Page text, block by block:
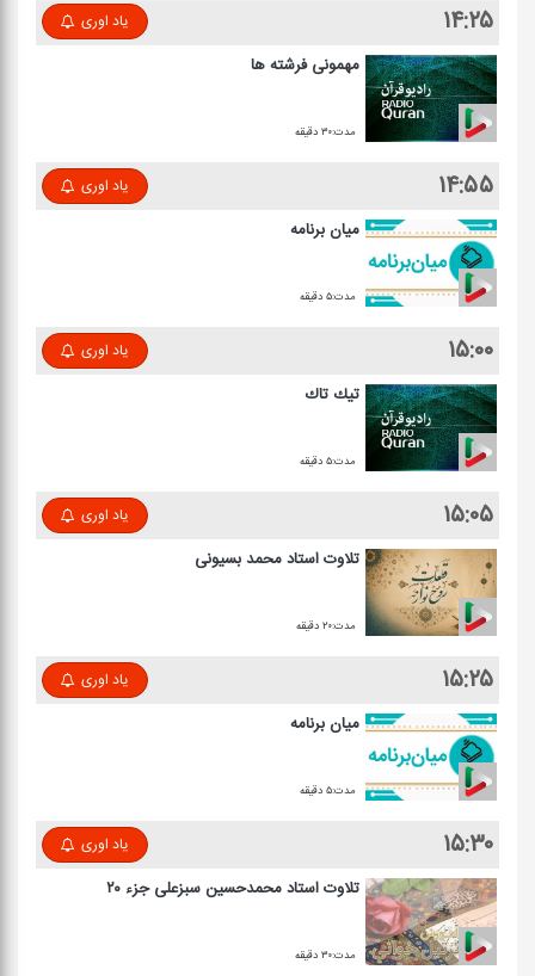
۱۴:۲۵ یاد اوری
مهمونی فرشته ها
مدت:۳۰ دقیقه
۱۴:۵۵ یاد اوری
میان برنامه
مدت:۵ دقیقه
۱۵:۰۰ یاد اوری
تیك تاك
مدت:۵ دقیقه
۱۵:۰۵ یاد اوری
تلاوت استاد محمد بسیونی
مدت:۲۰ دقیقه
۱۵:۲۵ یاد اوری
میان برنامه
مدت:۵ دقیقه
۱۵:۳۰ یاد اوری
تلاوت استاد محمدحسین سبزعلی جزء ۲۰
مدت:۳۰ دقیقه